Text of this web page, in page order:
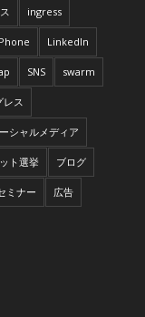
ingress
LinkedIn
SNS swarm
レス
シャルメディア
ト選挙 ブログ
ミナー 広告